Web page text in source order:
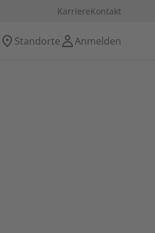
KarriereKontakt
Standorte Anmelden